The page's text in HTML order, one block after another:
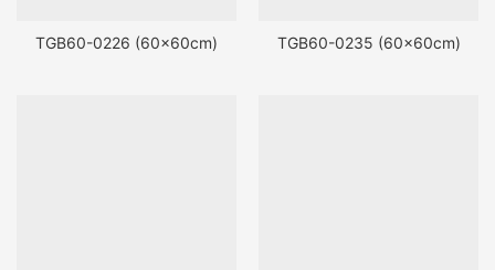
TGB60-0226 (60x60cm) TGB60-0235 (60x60cm)